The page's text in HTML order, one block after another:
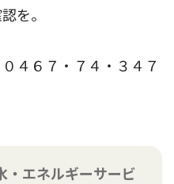
を。
４６７・７４・３４７
・エネルギーサービ